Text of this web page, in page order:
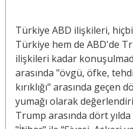
Türkiye ABD ilişkileri,
Türkiye hem de ABD'de
ilişkileri kadar
arasında "övgü, öfke,
kırıklığı" arasında
yumağı olarak
Trump arasında dört